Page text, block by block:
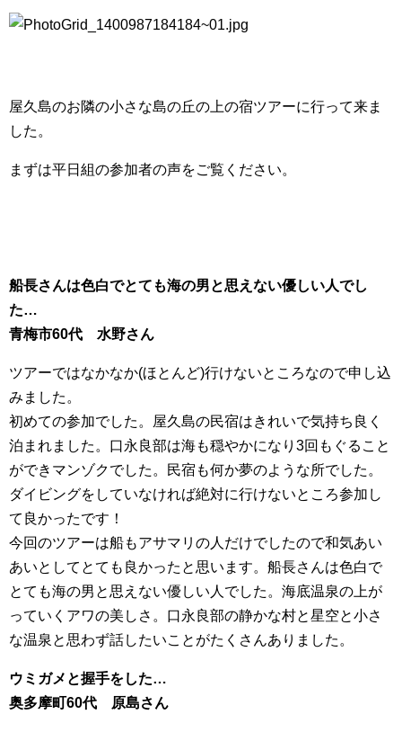
屋久島のお隣の小さな島の丘の上の宿ツアーに行って来ま
した。
まずは平日組の参加者の声をご覧ください。
船長さんは色白でとても海の男と思えない優しい人でし
た…
青梅市60代 水野さん
ツアーではなかなか(ほとんど)行けないところなので申し込
みました。
初めての参加でした。屋久島の民宿はきれいで気持ち良く
泊まれました。口永良部は海も穏やかになり3回もぐること
ができマンゾクでした。民宿も何か夢のような所でした。
ダイビングをしていなければ絶対に行けないところ参加し
て良かったです！
今回のツアーは船もアサマリの人だけでしたので和気あい
あいとしてとても良かったと思います。船長さんは色白で
とても海の男と思えない優しい人でした。海底温泉の上が
っていくアワの美しさ。口永良部の静かな村と星空と小さ
な温泉と思わず話したいことがたくさんありました。
ウミガメと握手をした…
奥多摩町60代 原島さん